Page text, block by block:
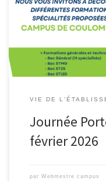
VIE DE
Journée
février 2026
par Webmestre campus